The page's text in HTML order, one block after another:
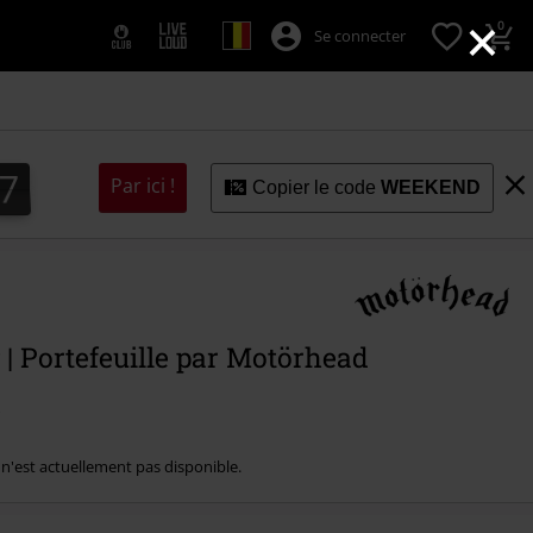
×
Se connecter 0
6
7
6
8
7 Par ici ! Copier le codeWEEKEND
Portefeuille par Motörhead
actuellement pas disponible.